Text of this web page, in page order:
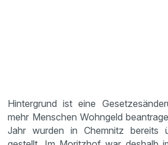
Hintergrund ist eine
mehr Menschen Wohngeld
Jahr wurden in Chemnitz bereits